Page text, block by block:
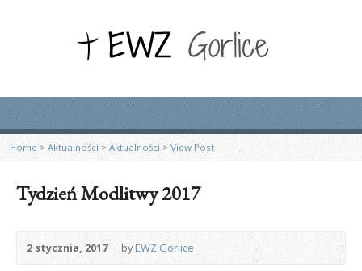
Home > Aktualności > Aktualności> View Post
Tydzień Modlitwy 2017
2 stycznia, 2017 byEWZ Gorlice